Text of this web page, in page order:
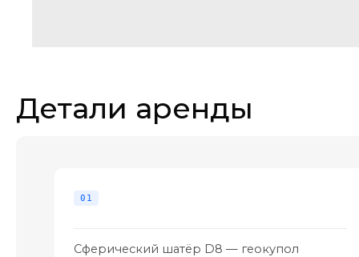
Сферический шатёр D8 — геокупол